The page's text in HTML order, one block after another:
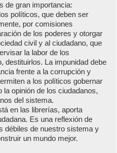
de gran importancia:
políticos, que deben ser
por comisiones
de los poderes y otorgar
civil y al ciudadano, que
la labor de los
destituirlos. La impunidad debe
frente a la corrupción y
a los políticos gobernar
la opinión de los ciudadanos,
del sistema.
en las librerías, aporta
Es una reflexión de
débiles de nuestro sistema y
un mundo mejor.